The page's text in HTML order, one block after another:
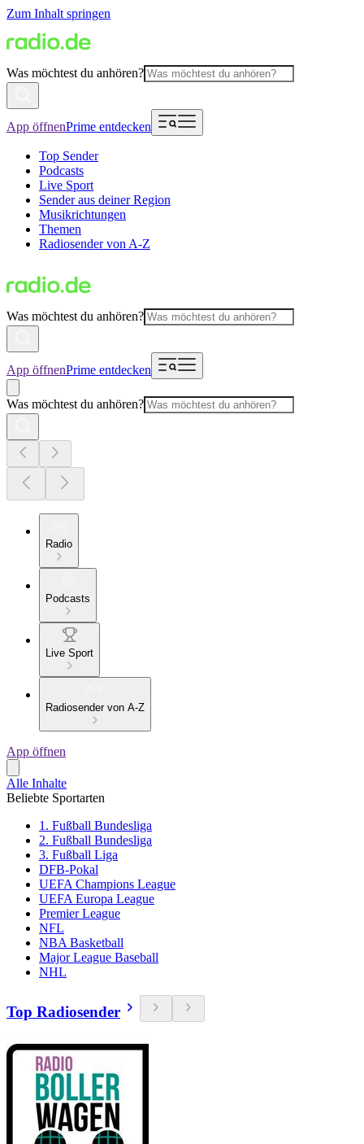
Zum Inhalt springen
Was möchtest du anhören?
App öffnenPrime entdecken
Top Sender
Podcasts
Live Sport
Sender aus deiner Region
Musikrichtungen
Themen
Radiosender von A-Z
Was möchtest du anhören?
App öffnenPrime entdecken
Was möchtest du anhören?
Radio
Podcasts
Live Sport
Radiosender von A-Z
App öffnen
Alle Inhalte
Beliebte Sportarten
1. Fußball Bundesliga
2. Fußball Bundesliga
3. Fußball Liga
DFB-Pokal
UEFA Champions League
UEFA Europa League
Premier League
NFL
NBA Basketball
Major League Baseball
NHL
Top Radiosender